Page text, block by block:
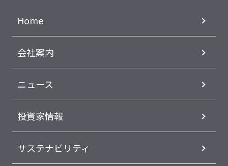
Home
会社案内
ニュース
投資家情報
サステナビリティ